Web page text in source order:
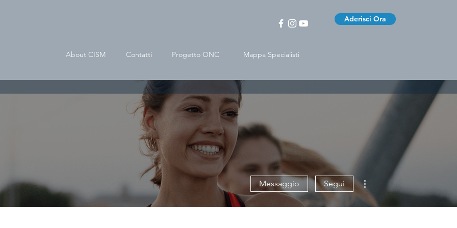
Aderisci Ora
About CISM Contatti Progetto ONC Mappa Specialisti
Messaggio Segui
Altre azioni